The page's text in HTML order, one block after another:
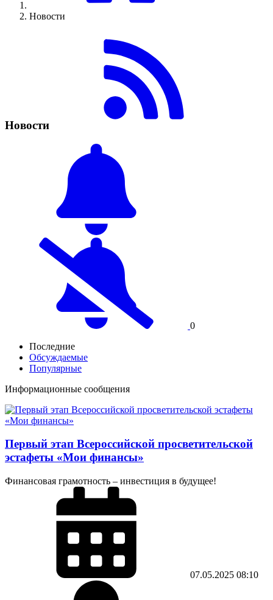
Новости
Новости
0
Последние
Обсуждаемые
Популярные
Информационные сообщения
Первый этап Всероссийской просветительской
эстафеты «Мои финансы»
Финансовая грамотность – инвестиция в будущее!
07.05.2025 08:10